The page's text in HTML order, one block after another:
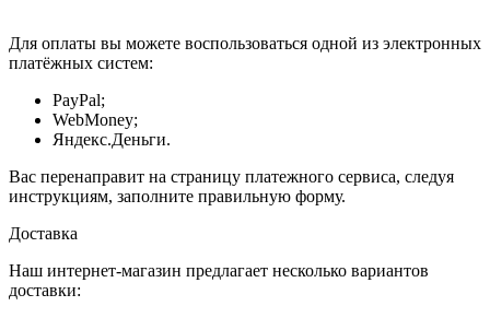
Для оплаты вы можете воспользоваться одной из электронных
платёжных систем:
PayPal;
WebMoney;
Яндекс.Деньги.
Вас перенаправит на страницу платежного сервиса, следуя
инструкциям, заполните правильную форму.
Доставка
Наш интернет-магазин предлагает несколько вариантов
доставки: